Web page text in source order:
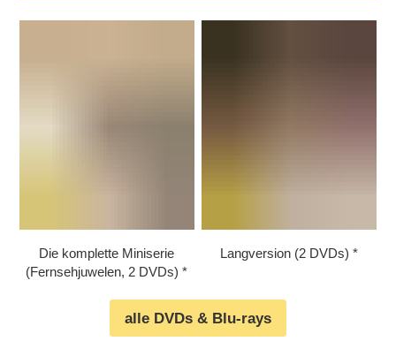
Die komplette Miniserie
(Fernsehjuwelen, 2 DVDs)
Langversion (2 DVDs)
alle DVDs & Blu-rays